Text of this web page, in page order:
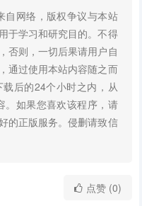
自网络，版权争议与本站
于学习和研究目的。不得
否则，一切后果请用户自
通过使用本站内容随之而
后的24个小时之内，从
。如果您喜欢该程序，请
的正版服务。侵删请致信
点赞 (0)